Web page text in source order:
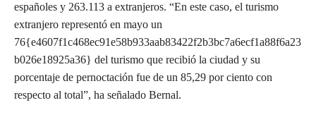
españoles y 263.113 a extranjeros. “En este caso, el turismo
extranjero representó en mayo un
76{e4607f1c468ec91e58b933aab83422f2b3bc7a6ecf1a88f6a23
b026e18925a36} del turismo que recibió la ciudad y su
porcentaje de pernoctación fue de un 85,29 por ciento con
respecto al total”, ha señalado Bernal.